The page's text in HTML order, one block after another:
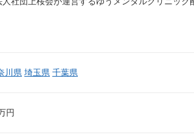
川県 埼玉県 千葉県
円